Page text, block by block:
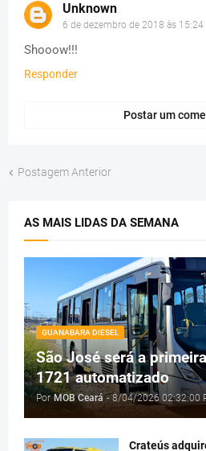
Unknown
6 de dezembro de 2018 às 15:24
Shooow!!!
Responder
Postar um
Postagem Anterior
AS MAIS LIDAS DA SEMANA
GUANABARA DIESEL
São José será a
1721 automatizado
Por MOB Ceará - 8/04/2026 02:32:00
Crateús